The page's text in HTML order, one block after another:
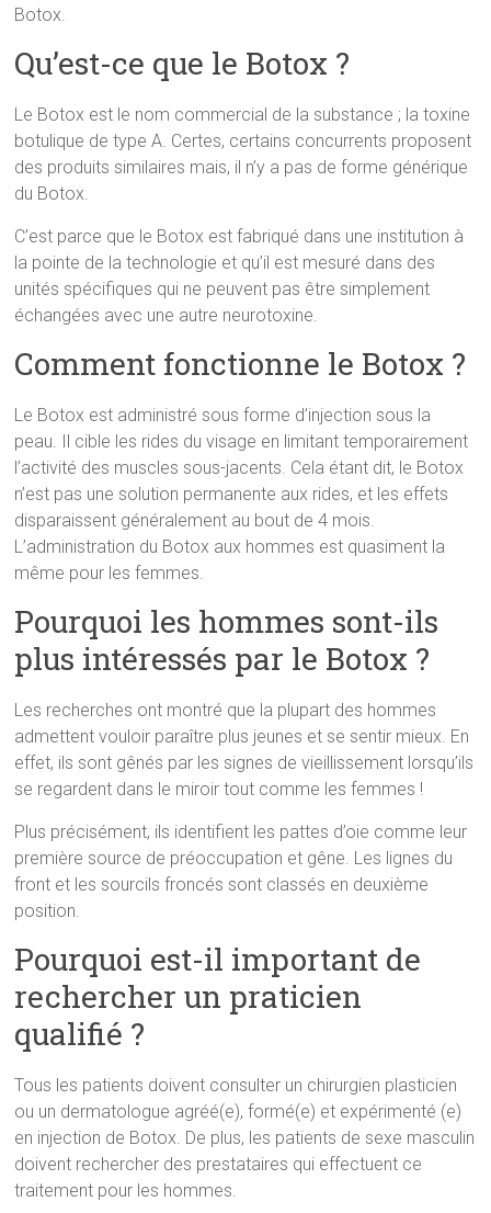
Botox.
Qu’est-ce que le Botox ?
Le Botox est le nom commercial de la substance ; la toxine
botulique de type A. Certes, certains concurrents proposent
des produits similaires mais, il n’y a pas de forme générique
du Botox.
C’est parce que le Botox est fabriqué dans une institution à
la pointe de la technologie et qu’il est mesuré dans des
unités spécifiques qui ne peuvent pas être simplement
échangées avec une autre neurotoxine.
Comment fonctionne le Botox ?
Le Botox est administré sous forme d’injection sous la
peau. Il cible les rides du visage en limitant temporairement
l’activité des muscles sous-jacents. Cela étant dit, le Botox
n’est pas une solution permanente aux rides, et les effets
disparaissent généralement au bout de 4 mois.
L’administration du Botox aux hommes est quasiment la
même pour les femmes.
Pourquoi les hommes sont-ils
plus intéressés par le Botox ?
Les recherches ont montré que la plupart des hommes
admettent vouloir paraître plus jeunes et se sentir mieux. En
effet, ils sont gênés par les signes de vieillissement lorsqu’ils
se regardent dans le miroir tout comme les femmes !
Plus précisément, ils identifient les pattes d’oie comme leur
première source de préoccupation et gêne. Les lignes du
front et les sourcils froncés sont classés en deuxième
position.
Pourquoi est-il important de
rechercher un praticien
qualifié ?
Tous les patients doivent consulter un chirurgien plasticien
ou un dermatologue agréé(e), formé(e) et expérimenté (e)
en injection de Botox. De plus, les patients de sexe masculin
doivent rechercher des prestataires qui effectuent ce
traitement pour les hommes.